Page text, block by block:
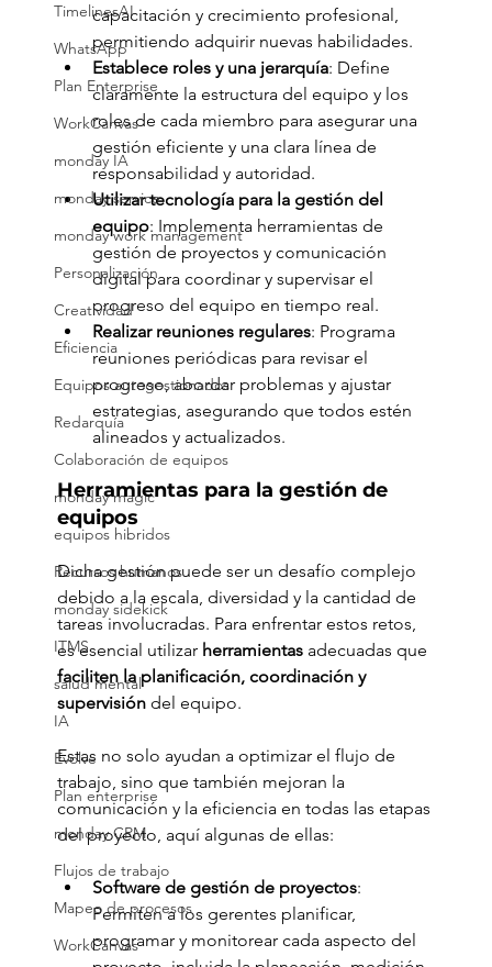
TimelinesAI
WhatsApp
Plan Enterprise
WorkCanvas
monday IA
monday service
monday work management
Personalización
Creatividad
Eficiencia
Equipos autogestionados
Redarquía
Colaboración de equipos
monday magic
equipos hibridos
Recursos humanos
monday sidekick
ITMS
salud mental
IA
Evolve
Plan enterprise
monday CRM
Flujos de trabajo
Mapeo de procesos
WorkCanvas
capacitación y crecimiento profesional,
permitiendo adquirir nuevas habilidades.
Establece roles y una jerarquía: Define
claramente la estructura del equipo y los
roles de cada miembro para asegurar una
gestión eficiente y una clara línea de
responsabilidad y autoridad.
Utilizar tecnología para la gestión del
equipo: Implementa herramientas de
gestión de proyectos y comunicación
digital para coordinar y supervisar el
progreso del equipo en tiempo real.
Realizar reuniones regulares: Programa
reuniones periódicas para revisar el
progreso, abordar problemas y ajustar
estrategias, asegurando que todos estén
alineados y actualizados.
Herramientas para la gestión de
equipos
Dicha gestión puede ser un desafío complejo
debido a la escala, diversidad y la cantidad de
tareas involucradas. Para enfrentar estos retos,
es esencial utilizar herramientas adecuadas que
faciliten la planificación, coordinación y
supervisión del equipo.
Estas no solo ayudan a optimizar el flujo de
trabajo, sino que también mejoran la
comunicación y la eficiencia en todas las etapas
del proyecto, aquí algunas de ellas:
Software de gestión de proyectos:
Permiten a los gerentes planificar,
programar y monitorear cada aspecto del